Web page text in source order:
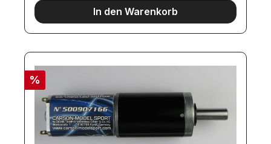
einarmigAusführliche BauanleitungTechnische
Daten:Maße: 995x195x270mmGewicht: 6.000
In den Warenkorb
%